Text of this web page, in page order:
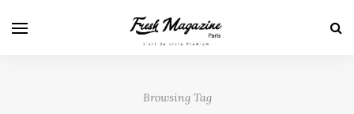
Browsing Tag